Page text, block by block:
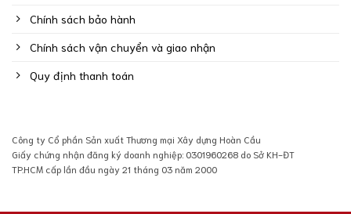
Chính sách bảo hành
Chính sách vận chuyển và giao nhận
Quy định thanh toán
Công ty Cổ phần Sản xuất Thương mại Xây dựng Hoàn Cầu
Giấy chứng nhận đăng ký doanh nghiệp: 0301960268 do Sở KH-ĐT
TP.HCM cấp lần đầu ngày 21 tháng 03 năm 2000